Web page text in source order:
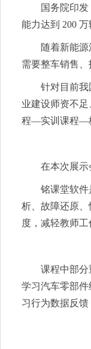
国务院印
能力达到 200 万
随着新能
需要整车销售
针对目前
业建设师资不
程—实训课程—
在本次展
铭课堂软
析、故障还原
度，减轻教师工
课程中部
学习汽车零部
习行为数据反馈